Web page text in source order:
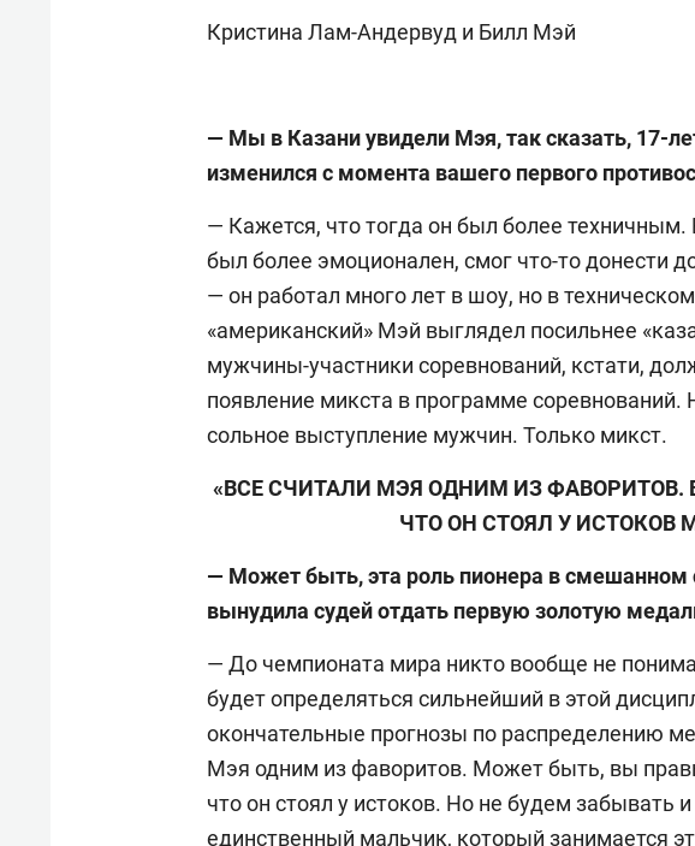
Кристина Лам-Андервуд и Билл Мэй
— Мы в Казани увидели Мэя, так сказать, 17-
изменился с момента вашего первого
— Кажется, что тогда он был более техничным.
был более эмоционален, смог что-то донести
— он работал много лет в шоу, но в
«американский» Мэй выглядел посильнее
мужчины-участники соревнований, кстати,
появление микста в программе соревнований.
сольное выступление мужчин. Только микст.
«ВСЕ СЧИТАЛИ МЭЯ ОДНИМ ИЗ ФАВОРИТОВ.
ЧТО ОН СТОЯЛ У ИСТОКОВ
— Может быть, эта роль пионера в смешанном
вынудила судей отдать первую золотую
— До чемпионата мира никто вообще не
будет определяться сильнейший в этой
окончательные прогнозы по распределению
Мэя одним из фаворитов. Может быть, вы
что он стоял у истоков. Но не будем забывать
единственный мальчик, который занимается